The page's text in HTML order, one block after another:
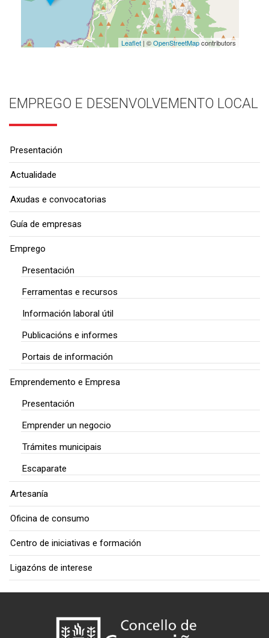
Leaflet| ©OpenStreetMapcontributors
EMPREGO E DESENVOLVEMENTO LOCAL
Presentación
Actualidade
Axudas e convocatorias
Guía de empresas
Emprego
Presentación
Ferramentas e recursos
Información laboral útil
Publicacións e informes
Portais de información
Emprendemento e Empresa
Presentación
Emprender un negocio
Trámites municipais
Escaparate
Artesanía
Oficina de consumo
Centro de iniciativas e formación
Ligazóns de interese